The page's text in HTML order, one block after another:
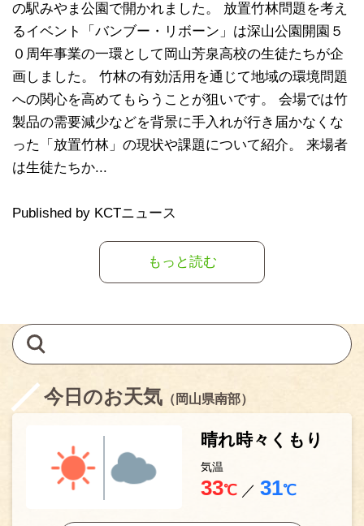
の駅みやま公園で開かれました。 放置竹林問題を考え
るイベント「バンブー・リボーン」は深山公園開園５
０周年事業の一環として岡山芳泉高校の生徒たちが企
画しました。 竹林の有効活用を通じて地域の環境問題
への関心を高めてもらうことが狙いです。 会場では竹
製品の需要減少などを背景に手入れが行き届かなくな
った「放置竹林」の現状や課題について紹介。 来場者
は生徒たちか...
Published by KCTニュース
もっと読む
今日のお天気 （岡山県南部）
晴れ時々くもり
気温
33℃ ／ 31℃